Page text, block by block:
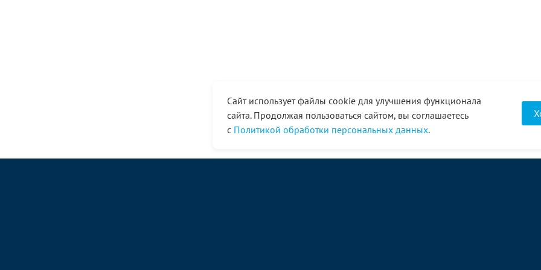
Сайт использует файлы cookie для улучшения функционала
сайта. Продолжая пользоваться сайтом, вы соглашаетесь
с Политикой обработки персональных данных.